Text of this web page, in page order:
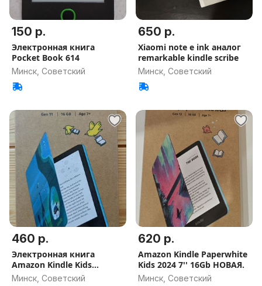
150 р.
Электронная книга
Pocket Book 614
Минск, Советский
650 р.
Xiaomi note e ink аналог
remarkable kindle scribe
Минск, Советский
460 р.
Электронная книга
Amazon Kindle Kids
НОВАЯ.
Минск, Советский
620 р.
Amazon Kindle Paperwhite
Kids 2024 7'' 16Gb НОВАЯ.
Минск, Советский